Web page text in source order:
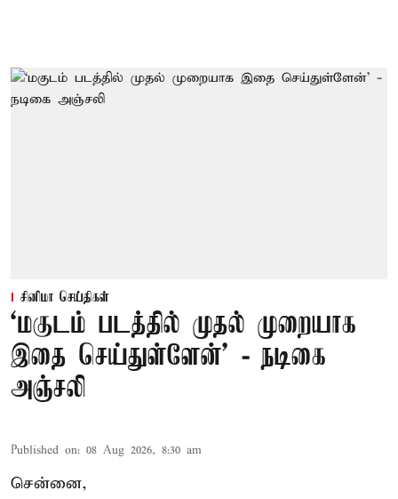
சினிமா செய்திகள்
‘மகுடம் படத்தில் முதல் முறையாக
இதை செய்துள்ளேன்’ - நடிகை
அஞ்சலி
Published on: 08 Aug 2026, 8:30 am
சென்னை,